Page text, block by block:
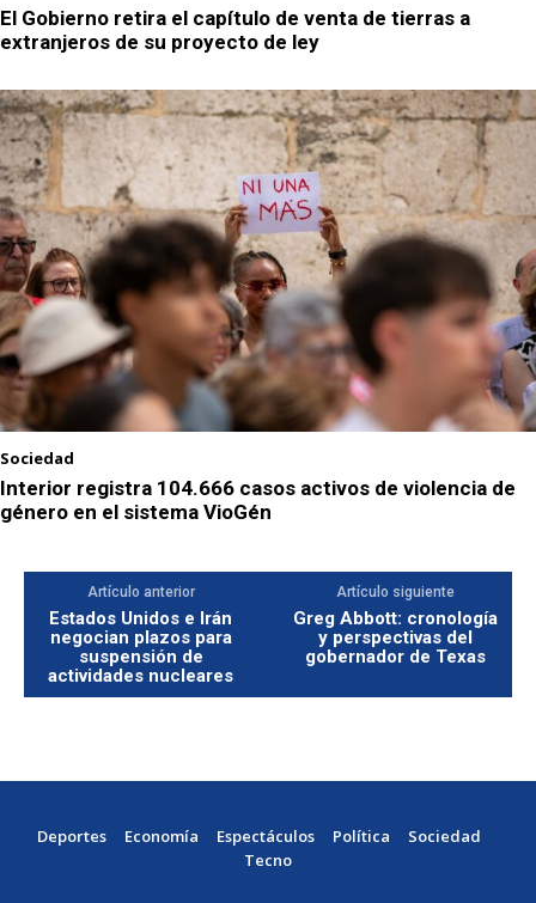
El Gobierno retira el capítulo de venta de tierras a
extranjeros de su proyecto de ley
Sociedad
Interior registra 104.666 casos activos de violencia de
género en el sistema VioGén
Artículo anterior
Estados Unidos e Irán
negocian plazos para
suspensión de
actividades nucleares
Artículo siguiente
Greg Abbott: cronología
y perspectivas del
gobernador de Texas
Deportes Economía Espectáculos Política
Sociedad
Tecno